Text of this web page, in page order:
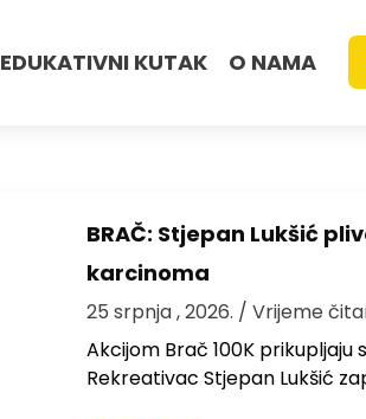
EDUKATIVNI KUTAK O NAMA
BRAČ: Stjepan Lukšić
karcinoma
25 srpnja , 2026. / Vrijeme
Akcijom Brač 100K prikupljaju
Rekreativac Stjepan Lukšić